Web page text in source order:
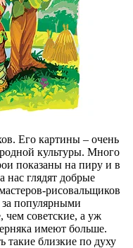
Его картины – очень
культуры. Много
показаны на пиру и в
глядят добрые
рисовальщиков
популярными
советские, а уж
имеют больше.
такие близкие по духу